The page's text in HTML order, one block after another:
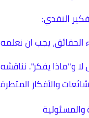
الحقائق، يجب ان
و"ماذا يفكر".
والأفكار